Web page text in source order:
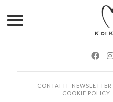
CONTATTI NEWSLETTER
COOKIE POLICY